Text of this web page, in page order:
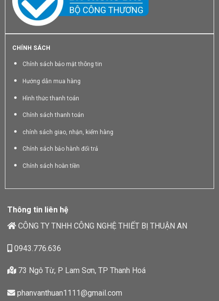
CHÍNH SÁCH
Chính sách bảo mật thông tin
Hướng dẫn mua hàng
Hình thức thanh toán
Chính sách thanh toán
chính sách giao, nhận, kiểm hàng
Chính sách bảo hành đổi trả
Chính sách hoàn tiền
Thông tin liên hệ
CÔNG TY TNHH CÔNG NGHỆ THIẾT BỊ THUẬN AN
0943.776.636
73 Ngô Từ, P Lam Sơn, TP Thanh Hoá
phanvanthuan1111@gmail.com